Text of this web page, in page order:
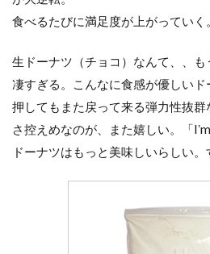
食べるたびに満足度が上がってい
生ドーナツ（チョコ）なんて、、
凄すぎる。こんなに食感が優しいド
押してもまた戻って来る弾力性抜
さ控えめなのが、また嬉しい。「
ドーナツはもっと美味しいらしい。